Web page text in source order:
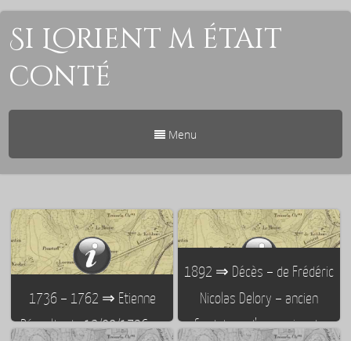
Si Lorient m était
conté
Menu
1736 – 1762 ⇒ Etienne
Pérault : du 12/09/1736 au
1892 ⇒ Décès – de Frédéric
Nicolas Delory – ancien
fondateur d’une usine de